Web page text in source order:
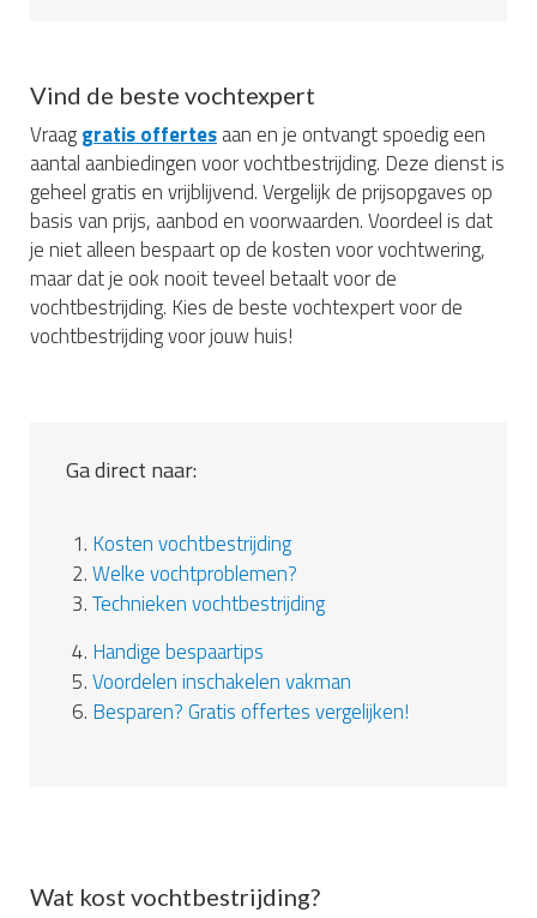
Vind de beste vochtexpert
Vraaggratis offertesaan en je ontvangt spoedig een
aantal aanbiedingen voor vochtbestrijding. Deze dienst is
geheel gratis en vrijblijvend. Vergelijk de prijsopgaves op
basis van prijs, aanbod en voorwaarden. Voordeel is dat
je niet alleen bespaart op de kosten voor vochtwering,
maar dat je ook nooit teveel betaalt voor de
vochtbestrijding. Kies de beste vochtexpert voor de
vochtbestrijding voor jouw huis!
Ga direct naar:
1. Kosten vochtbestrijding
2.Welke vochtproblemen?
3.Technieken vochtbestrijding
4. Handige bespaartips
5.Voordelen inschakelen vakman
6. Besparen? Gratis offertes vergelijken!
Wat kost vochtbestrijding?